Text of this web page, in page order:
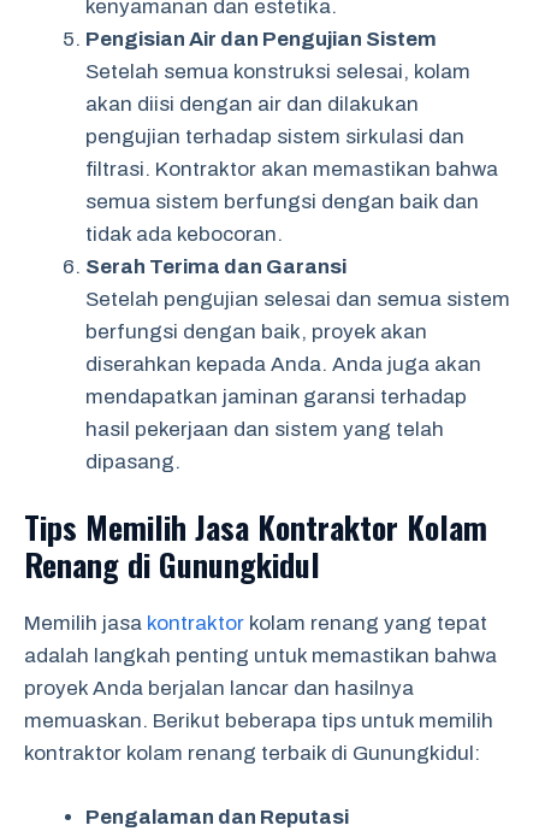
kenyamanan dan estetika.
Pengisian Air dan Pengujian Sistem
Setelah semua konstruksi selesai, kolam
akan diisi dengan air dan dilakukan
pengujian terhadap sistem sirkulasi dan
filtrasi. Kontraktor akan memastikan bahwa
semua sistem berfungsi dengan baik dan
tidak ada kebocoran.
Serah Terima dan Garansi
Setelah pengujian selesai dan semua sistem
berfungsi dengan baik, proyek akan
diserahkan kepada Anda. Anda juga akan
mendapatkan jaminan garansi terhadap
hasil pekerjaan dan sistem yang telah
dipasang.
Tips Memilih Jasa Kontraktor Kolam
Renang di Gunungkidul
Memilih jasa kontraktor kolam renang yang tepat
adalah langkah penting untuk memastikan bahwa
proyek Anda berjalan lancar dan hasilnya
memuaskan. Berikut beberapa tips untuk memilih
kontraktor kolam renang terbaik di Gunungkidul:
Pengalaman dan Reputasi